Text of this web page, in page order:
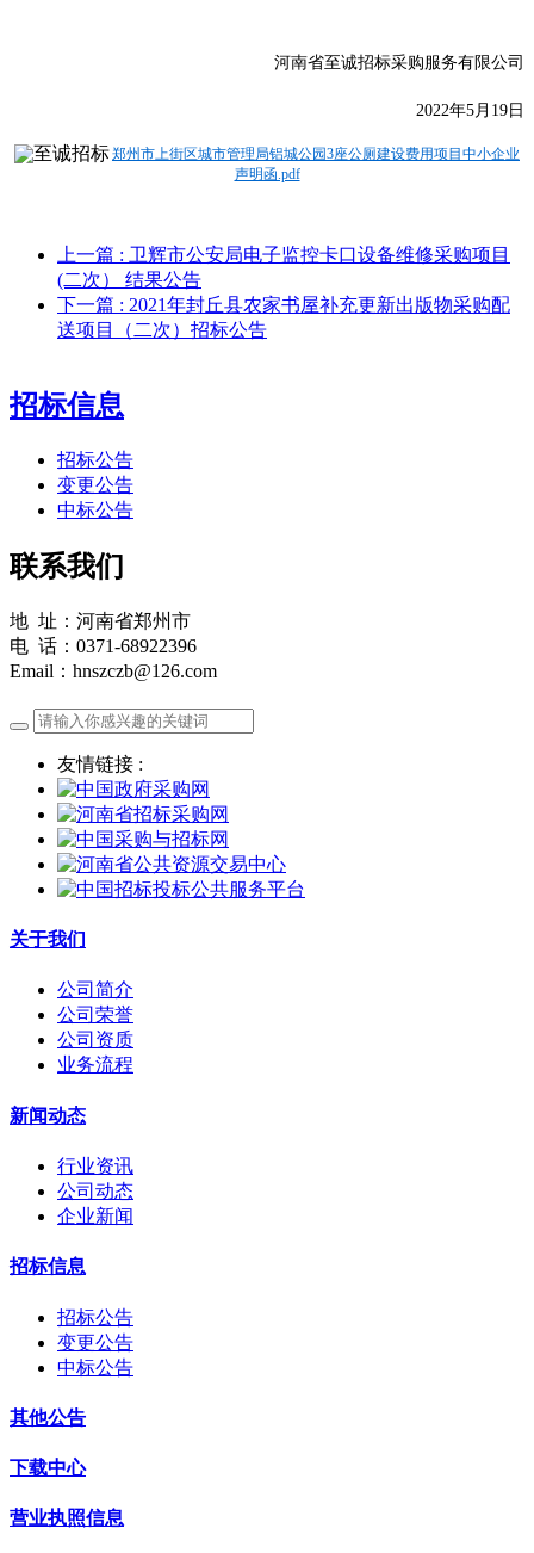
河南省至诚招标采购服务有限公司
2022年5月19日
郑州市上街区城市管理局铝城公园3座公厕建设费用项目中小企业
声明函.pdf
上一篇 : 卫辉市公安局电子监控卡口设备维修采购项目
(二次） 结果公告
下一篇 : 2021年封丘县农家书屋补充更新出版物采购配
送项目（二次）招标公告
招标信息
招标公告
变更公告
中标公告
联系我们
地 址：河南省郑州市
电 话：0371-68922396
Email：hnszczb@126.com
友情链接 :
关于我们
公司简介
公司荣誉
公司资质
业务流程
新闻动态
行业资讯
公司动态
企业新闻
招标信息
招标公告
变更公告
中标公告
其他公告
下载中心
营业执照信息